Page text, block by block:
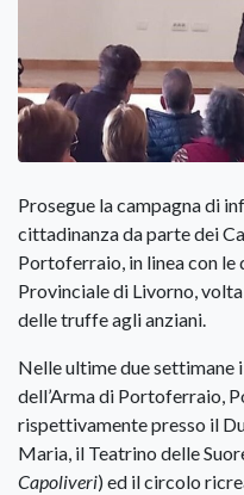
Prosegue la campagna di
cittadinanza da parte dei
Portoferraio, in linea con le
Provinciale di Livorno,
delle truffe agli anziani.
Nelle ultime due settimane
dell’Arma di Portoferraio,
rispettivamente presso il
Maria, il Teatrino delle
Capoliveri) ed il circolo